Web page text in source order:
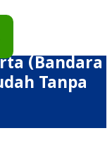
(Bandara
Tanpa